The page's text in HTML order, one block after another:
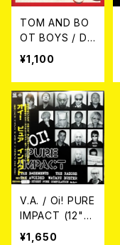
TOM AND BO
OT BOYS / DE
¥1,100
V.A. / Oi! PURE
IMPACT (12"E
P)
¥1,650